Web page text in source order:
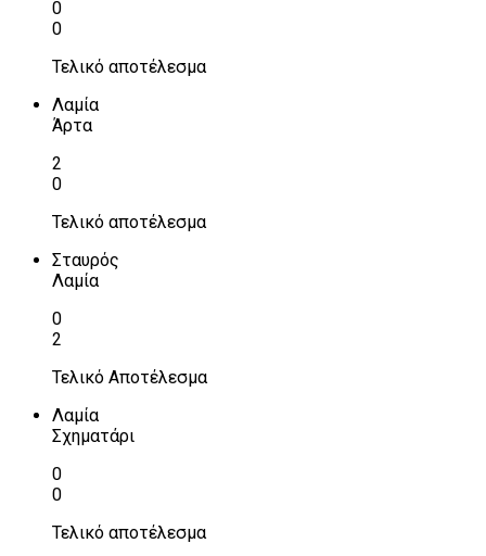
0
0
Τελικό αποτέλεσμα
Λαμία
Άρτα
2
0
Τελικό αποτέλεσμα
Σταυρός
Λαμία
0
2
Τελικό Αποτέλεσμα
Λαμία
Σχηματάρι
0
0
Τελικό αποτέλεσμα